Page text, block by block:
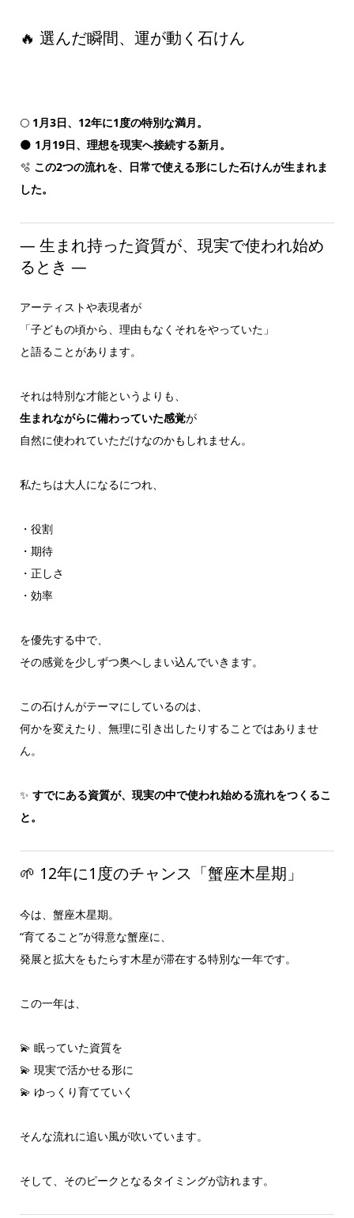
🔥 選んだ瞬間、運が動く石けん
🌕 1月3日、12年に1度の特別な満月。
🌑 1月19日、理想を現実へ接続する新月。
🫧 この2つの流れを、日常で使える形にした石けんが生まれま
した。
― 生まれ持った資質が、現実で使われ始め
るとき ―
アーティストや表現者が
「子どもの頃から、理由もなくそれをやっていた」
と語ることがあります。
それは特別な才能というよりも、
生まれながらに備わっていた感覚が
自然に使われていただけなのかもしれません。
私たちは大人になるにつれ、
・役割
・期待
・正しさ
・効率
を優先する中で、
その感覚を少しずつ奥へしまい込んでいきます。
この石けんがテーマにしているのは、
何かを変えたり、無理に引き出したりすることではありませ
ん。
✨ すでにある資質が、現実の中で使われ始める流れをつくるこ
と。
🌱 12年に1度のチャンス「蟹座木星期」
今は、蟹座木星期。
“育てること”が得意な蟹座に、
発展と拡大をもたらす木星が滞在する特別な一年です。
この一年は、
💫 眠っていた資質を
💫 現実で活かせる形に
💫 ゆっくり育てていく
そんな流れに追い風が吹いています。
そして、そのピークとなるタイミングが訪れます。